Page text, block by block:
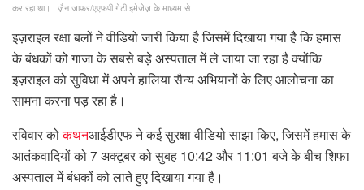
कर रहा था। | ज़ैन जाफ़र/एएफपी गेटी इमेजेज़ के माध्यम से
इज़राइल रक्षा बलों ने वीडियो जारी किया है जिसमें दिखाया गया है कि हमास
के बंधकों को गाजा के सबसे बड़े अस्पताल में ले जाया जा रहा है क्योंकि
इज़राइल को सुविधा में अपने हालिया सैन्य अभियानों के लिए आलोचना का
सामना करना पड़ रहा है।
रविवार कोकथनआईडीएफ ने कई सुरक्षा वीडियो साझा किए, जिसमें हमास के
आतंकवादियों को 7 अक्टूबर को सुबह 10:42 और 11:01 बजे के बीच शिफा
अस्पताल में बंधकों को लाते हुए दिखाया गया है।